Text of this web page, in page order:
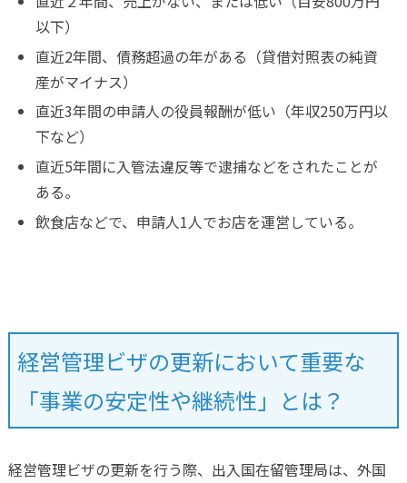
以下）
直近2年間、債務超過の年がある（貸借対照表の純資
産がマイナス）
直近3年間の申請人の役員報酬が低い（年収250万円以
下など）
直近5年間に入管法違反等で逮捕などをされたことが
ある。
飲食店などで、申請人1人でお店を運営している。
経営管理ビザの更新において重要な
「事業の安定性や継続性」とは？
経営管理ビザの更新を行う際、出入国在留管理局は、外国